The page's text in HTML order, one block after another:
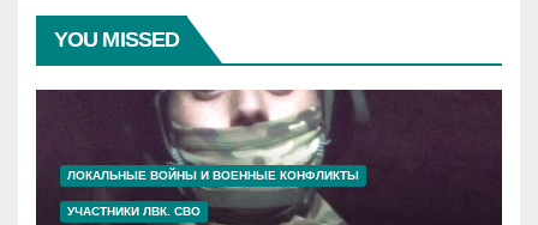
YOU MISSED
ЛОКАЛЬНЫЕ ВОЙНЫ И ВОЕННЫЕ КОНФЛИКТЫ
УЧАСТНИКИ ЛВК. СВО